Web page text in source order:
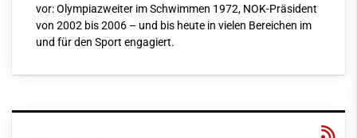
vor: Olympiazweiter im Schwimmen 1972, NOK-Präsident
von 2002 bis 2006 – und bis heute in vielen Bereichen im
und für den Sport engagiert.